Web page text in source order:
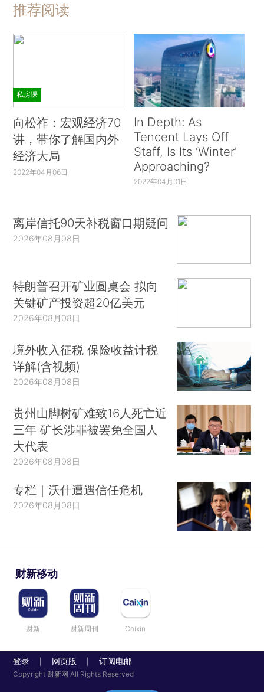
推荐阅读
私房课
向松祚：宏观经济70
讲，带你了解国内外
经济大局
2022年04月06日
In Depth: As
Tencent Lays Off
Staff, Is Its ‘Winter’
Approaching?
2022年04月01日
离岸信托90天补税窗口期疑问
2026年08月08日
特朗普召开矿业圆桌会 拟向
关键矿产投资超20亿美元
2026年08月08日
境外收入征税 保险收益计税
详解(含视频)
2026年08月08日
贵州山脚树矿难致16人死亡近
三年 矿长涉罪被罢免全国人
大代表
2026年08月08日
专栏｜沃什遭遇信任危机
2026年08月08日
财新移动
财新 财新周刊 Caixin
登录 网页版 订阅电邮
Copyright 财新网 All Rights Reserved